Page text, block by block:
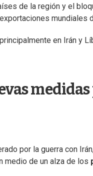
de la región y el
mundiales
en Irán y
por la guerra con
medio de un alza de los